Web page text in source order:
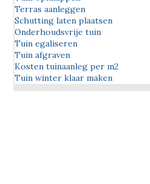
Terras aanleggen
Schutting laten plaatsen
Onderhoudsvrije tuin
Tuin egaliseren
Tuin afgraven
Kosten tuinaanleg per m2
Tuin winter klaar maken